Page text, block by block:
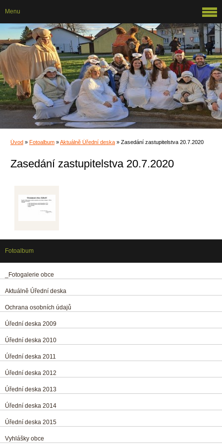
Úvod » Fotoalbum »Aktuálně Úřední deska » Zasedání zastupitelstva 20.7.2020
Zasedání zastupitelstva 20.7.2020
Menu
Fotoalbum
_Fotogalerie obce
Aktuálně Úřední deska
Ochrana osobních údajů
Úřední deska 2009
Úřední deska 2010
Úřední deska 2011
Úřední deska 2012
Úřední deska 2013
Úřední deska 2014
Úřední deska 2015
Vyhlášky obce